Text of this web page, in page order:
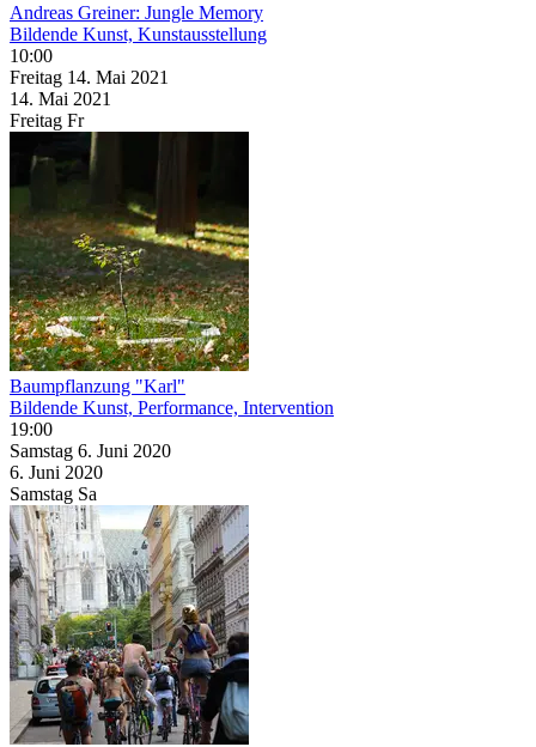
Andreas Greiner: Jungle Memory
Bildende Kunst, Kunstausstellung
10:00
Freitag 14. Mai 2021
14. Mai 2021
Freitag Fr
Baumpflanzung "Karl"
Bildende Kunst, Performance, Intervention
19:00
Samstag 6. Juni 2020
6. Juni 2020
Samstag Sa